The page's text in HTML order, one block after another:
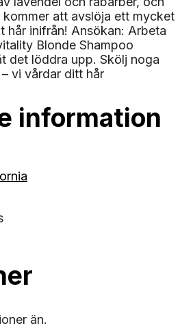
att avslöja ett mycket
hår inifrån! Ansökan: Arbeta
Blonde Shampoo
det löddra upp. Skölj noga
vi vårdar ditt hår
information
än.